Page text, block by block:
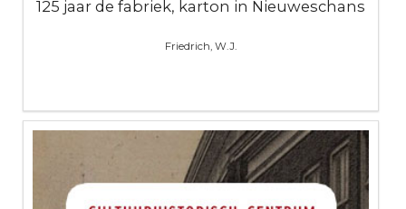
125 jaar de fabriek, karton in Nieuweschans
Friedrich, W.J.